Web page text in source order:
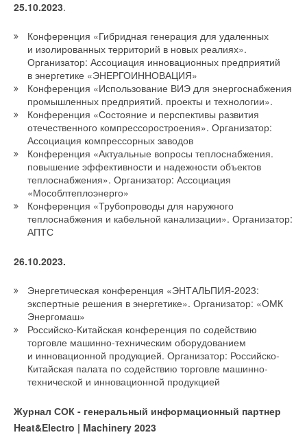
25.10.2023.
Конференция «Гибридная генерация для удаленных
и изолированных территорий в новых реалиях».
Организатор: Ассоциация инновационных предприятий
в энергетике «ЭНЕРГОИННОВАЦИЯ»
Конференция «Использование ВИЭ для энергоснабжения
промышленных предприятий. проекты и технологии».
Конференция «Состояние и перспективы развития
отечественного компрессоростроения». Организатор:
Ассоциация компрессорных заводов
Конференция «Актуальные вопросы теплоснабжения.
повышение эффективности и надежности объектов
теплоснабжения». Организатор: Ассоциация
«Мособлтеплоэнерго»
Конференция «Трубопроводы для наружного
теплоснабжения и кабельной канализации». Организатор:
АПТС
26.10.2023.
Энергетическая конференция «ЭНТАЛЬПИЯ-2023:
экспертные решения в энергетике». Организатор: «ОМК
Энергомаш»
Российско-Китайская конференция по содействию
торговле машинно-техническим оборудованием
и инновационной продукцией. Организатор: Российско-
Китайская палата по содействию торговле машинно-
технической и инновационной продукцией
Журнал СОК - генеральный информационный партнер
Heat&Electro | Machinery 2023
При сравнительно одинаковой мощности инверторные
а температура будет поддерживаться более точно, без
температурных колебаний. Классическому кондиционеру
нужно больше времени, чтобы запуститься с нуля и достичь
нужных параметров.
Инверторные кондиционеры у Hisense представлены
моделямиAIR SENSATION,LUX Design,EXPERT PRO,
ZOOMиCRYSTAL.
Главные функции современных сплит-систем
С фундаментальными вещами разобрались — переходим
кондиционирования нового поколения от устаревших
моделей? Всё до банального просто —
Добавить комментарий
Ваше имя *
Ваш E-mail *
Текст комментария